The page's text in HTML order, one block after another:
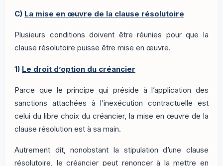
C) La mise en œuvre de la clause résolutoire
Plusieurs conditions doivent être réunies pour que la
clause résolutoire puisse être mise en œuvre.
1) Le droit d’option du créancier
Parce que le principe qui préside à l’application des
sanctions attachées à l’inexécution contractuelle est
celui du libre choix du créancier, la mise en œuvre de la
clause résolution est à sa main.
Autrement dit, nonobstant la stipulation d’une clause
résolutoire, le créancier peut renoncer à la mettre en